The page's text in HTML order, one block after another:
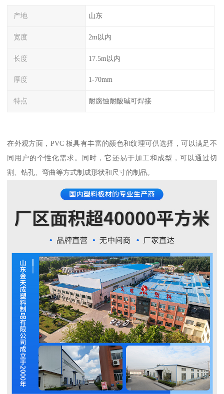
产地 山东
宽度 2m以内
长度 17.5m以内
厚度 1-70mm
特点 耐腐蚀耐酸碱可焊接
在外观方面，PVC 板具有丰富的颜色和纹理可供选择，可以满足不
同用户的个性化需求。同时，它还易于加工和成型，可以通过切
割、钻孔、弯曲等方式制成形状和尺寸的制品。